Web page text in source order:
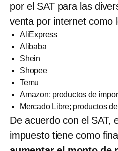
por el SAT para las
venta por internet como
AliExpress
Alibaba
Shein
Shopee
Temu
Amazon; productos de
Mercado Libre; productos
De acuerdo con el SAT,
impuesto tiene como